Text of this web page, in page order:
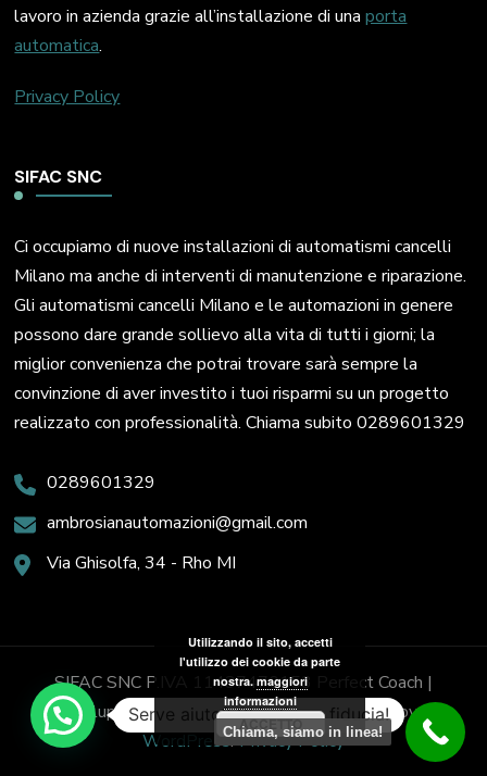
lavoro in azienda grazie all’installazione di unaporta
automatica.
Privacy Policy
SIFAC SNC
Ci occupiamo di nuove installazioni di automatismi cancelli
Milano ma anche di interventi di manutenzione e riparazione.
Gli automatismi cancelli Milano e le automazioni in genere
possono dare grande sollievo alla vita di tutti i giorni; la
miglior convenienza che potrai trovare sarà sempre la
convinzione di aver investito i tuoi risparmi su un progetto
realizzato con professionalità. Chiama subito 0289601329
0289601329
ambrosianautomazioni@gmail.com
Via Ghisolfa, 34 - Rho MI
SIFAC SNC P.IVA 11437470153
Perfect Coach |
Sviluppato da Blossom Themes. Powered by
WordPress. Privacy Policy
Serve aiuto? Chiedi con fiducia!
Chiama, siamo in linea!
Utilizzando il sito, accetti
l'utilizzo dei cookie da parte
nostra. maggiori
informazioni
ACCETTO